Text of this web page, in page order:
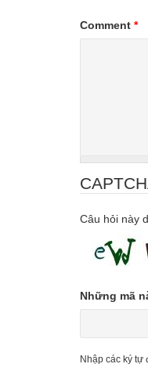
Comment *
Câu hỏi này
Những mã
Nhập các ký tự